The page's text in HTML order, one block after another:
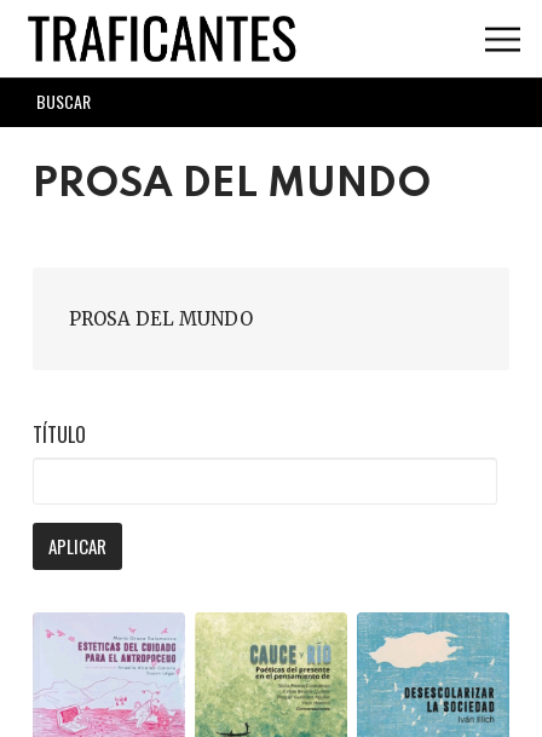
Skip
main
content
SEARCH
FORM
PROSA DEL MUNDO
PROSA DEL MUNDO
TÍTULO
APLICAR